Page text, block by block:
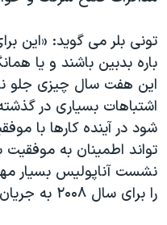
حقوق شهروندی
اقتصادی
علم و فناوری
اسرائیل در جنگ
گالری عکس
آرشیو پخش زنده
انتخابات ریاست جمهوری آمریکا
حمله جمهوری اسلامی به
رمز مهسا
ورزش زنان در ایران
اعتراضات زن، زندگی، آزادی
مجموعه مستندهای دادخواهی
تریبونال مردمی آبان ۹۸
زبانهای مختلف
تونی بلر می گويد: «اين
باره بدبين باشند و يا
اين هفت سال چيزی جلو
اشتباهات بسياری در
شود در آينده کارها با
تواند اطمينان به
نشست آناپوليس بسيار
را برای سال ۲۰۰۸ به جريان انداخته است.